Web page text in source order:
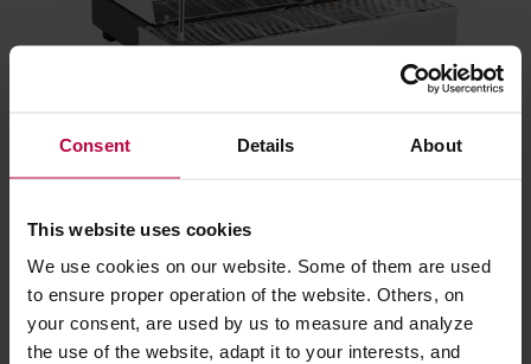
Consent Details About
This website uses cookies
We use cookies on our website. Some of them are used
to ensure proper operation of the website. Others, on
your consent, are used by us to measure and analyze
the use of the website, adapt it to your interests, and
La Marzocco - Linea Classic S AV
La Marzocco Linea Classic S AV to profesjonalny